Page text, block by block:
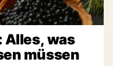
Alles, was
müssen